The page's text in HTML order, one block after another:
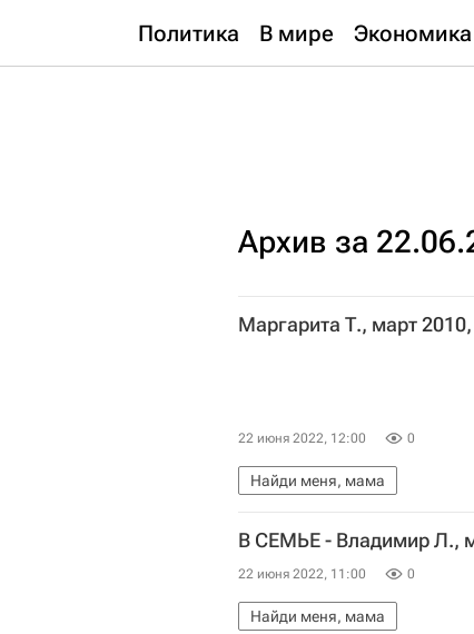
Политика В мире Экономика
Архив за
Маргарита Т., март
22 июня 2022, 12:00 0
Найди меня, мама
В СЕМЬЕ - Владимир Л.,
22 июня 2022, 11:00 0
Найди меня, мама